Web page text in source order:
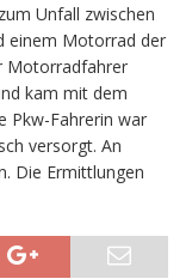
Unfall zwischen
einem Motorrad der
Motorradfahrer
kam mit dem
Pkw-Fahrerin war
versorgt. An
Die Ermittlungen